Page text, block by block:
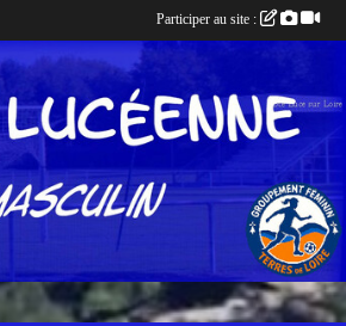
Participer au site :